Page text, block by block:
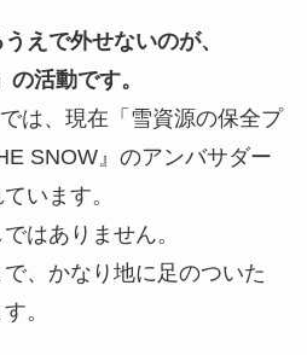
えで外せないのが、
の活動です。
は、現在「雪資源の保全プ
SNOW』のアンバサダー
います。
はありません。
、かなり地に足のついた
。